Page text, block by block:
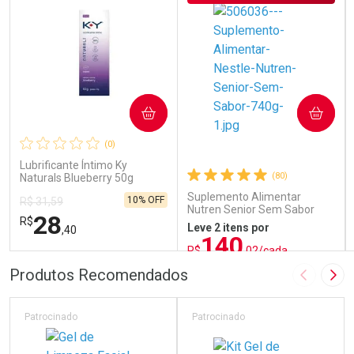
(0)
Lubrificante Íntimo Ky
Naturals Blueberry 50g
R$ 31,59
R$28,40
10% OFF
COMPRAR
FECHAR
FECHAR
Por Menos
(80)
Suplemento Alimentar
Nutren Senior Sem Sabor
740g
Leve 2 itens por
R$140,02/cada
COMPRAR
Por Menos
Produtos Recomendados Imagem
Patrocinado Patrocinado